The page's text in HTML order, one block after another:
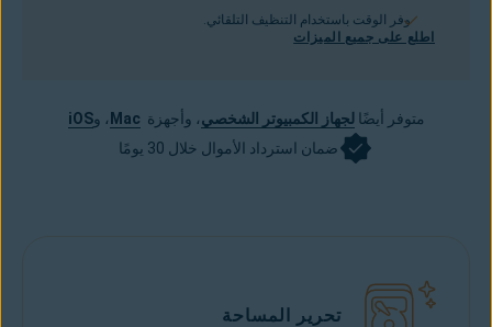
وفر الوقت باستخدام التنظيف التلقائي.
اطلع على جميع الميزات
متوفر أيضًا لجهاز الكمبيوتر الشخصي، وأجهزة Mac ، وiOS
ضمان استرداد الأموال خلال 30 يومًا
تحرير المساحة